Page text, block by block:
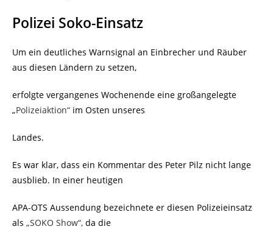
Polizei Soko-Einsatz
Um ein deutliches Warnsignal an Einbrecher und Räuber
aus diesen Ländern zu setzen,
erfolgte vergangenes Wochenende eine großangelegte
„Polizeiaktion“ im Osten unseres
Landes.
Es war klar, dass ein Kommentar des Peter Pilz nicht lange
ausblieb. In einer heutigen
APA-OTS Aussendung bezeichnete er diesen Polizeieinsatz
als „SOKO Show“, da die